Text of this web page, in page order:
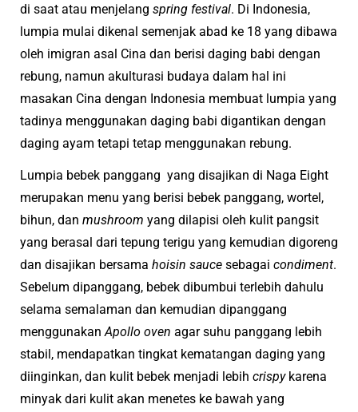
di saat atau menjelang spring festival. Di Indonesia,
lumpia mulai dikenal semenjak abad ke 18 yang dibawa
oleh imigran asal Cina dan berisi daging babi dengan
rebung, namun akulturasi budaya dalam hal ini
masakan Cina dengan Indonesia membuat lumpia yang
tadinya menggunakan daging babi digantikan dengan
daging ayam tetapi tetap menggunakan rebung.
Lumpia bebek panggang yang disajikan di Naga Eight
merupakan menu yang berisi bebek panggang, wortel,
bihun, dan mushroom yang dilapisi oleh kulit pangsit
yang berasal dari tepung terigu yang kemudian digoreng
dan disajikan bersama hoisin sauce sebagai condiment.
Sebelum dipanggang, bebek dibumbui terlebih dahulu
selama semalaman dan kemudian dipanggang
menggunakan Apollo oven agar suhu panggang lebih
stabil, mendapatkan tingkat kematangan daging yang
diinginkan, dan kulit bebek menjadi lebih crispykarena
minyak dari kulit akan menetes ke bawah yang